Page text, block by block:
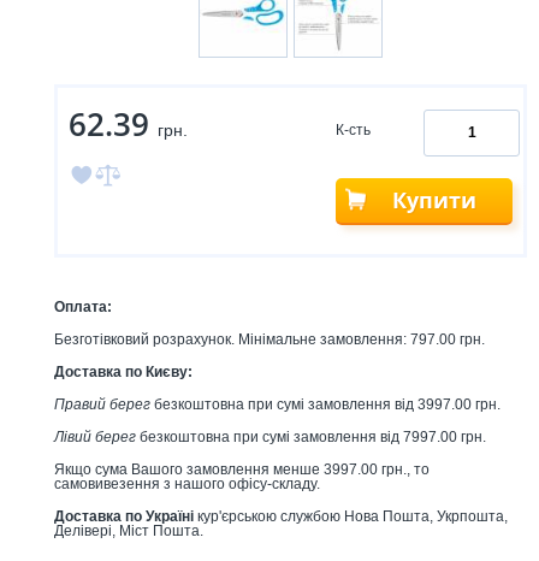
62.39 грн. К-сть
Купити
Оплата:
Безготівковий розрахунок. Мінімальне замовлення: 797.00 грн.
Доставка по Києву:
Правий берег безкоштовна при сумі замовлення від 3997.00 грн.
Лівий берег безкоштовна при сумі замовлення від 7997.00 грн.
Якщо сума Вашого замовлення менше 3997.00 грн., то
самовивезення з нашого офісу-складу.
Доставка по Україні кур'єрською службою Нова Пошта, Укрпошта,
Делівері, Міст Пошта.